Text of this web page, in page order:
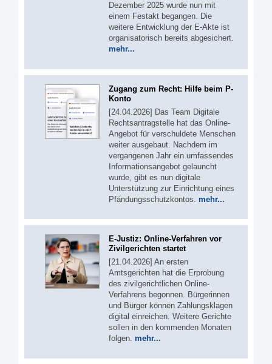
Dezember 2025 wurde nun mit
einem Festakt begangen. Die
weitere Entwicklung der E-Akte ist
organisatorisch bereits abgesichert.
mehr...
Zugang zum Recht: Hilfe beim P-
Konto
[24.04.2026] Das Team Digitale
Rechtsantragstelle hat das Online-
Angebot für verschuldete Menschen
weiter ausgebaut. Nachdem im
vergangenen Jahr ein umfassendes
Informationsangebot gelauncht
wurde, gibt es nun digitale
Unterstützung zur Einrichtung eines
Pfändungsschutzkontos. mehr...
E-Justiz: Online-Verfahren vor
Zivilgerichten startet
[21.04.2026] An ersten
Amtsgerichten hat die Erprobung
des zivilgerichtlichen Online-
Verfahrens begonnen. Bürgerinnen
und Bürger können Zahlungsklagen
digital einreichen. Weitere Gerichte
sollen in den kommenden Monaten
folgen. mehr...